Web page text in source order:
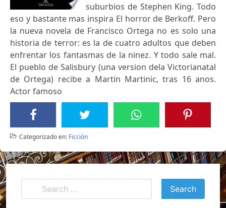
suburbios de Stephen King. Todo
eso y bastante mas inspira El horror de Berkoff. Pero
la nueva novela de Francisco Ortega no es solo una
historia de terror: es la de cuatro adultos que deben
enfrentar los fantasmas de la ninez. Y todo sale mal.
El pueblo de Salisbury (una version dela Victorianatal
de Ortega) recibe a Martin Martinic, tras 16 anos.
Actor famoso
Categorizado en: Ficción